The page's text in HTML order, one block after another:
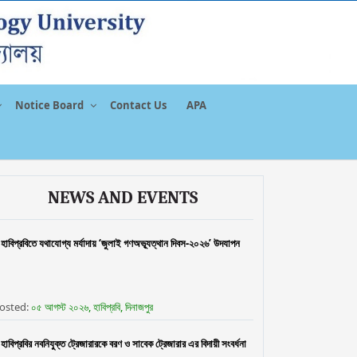
Notice Board Contact Us APA
NEWS AND EVENTS
হাবিপ্রবিতে যথাযোগ্য মর্যাদায় ‘জুলাই গণঅভ্যূত্থান দিবস-২০২৬’ উদযাপন
০৫ আগস্ট ২০২৬, হাবিপ্রবি, দিনাজপুর
হাবিপ্রবির নবনিযুক্ত ট্রেজারারকে বরণ ও সাবেক ট্রেজারার এর বিদায়ী সংবর্ধনা